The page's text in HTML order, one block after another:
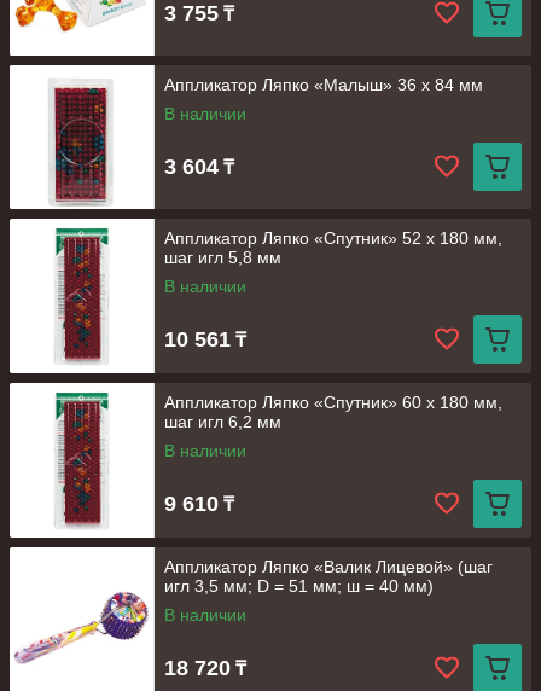
3 755 ₸
Аппликатор Ляпко «Малыш» 36 х 84 мм
В наличии
3 604 ₸
Аппликатор Ляпко «Спутник» 52 х 180 мм,
шаг игл 5,8 мм
В наличии
10 561 ₸
Аппликатор Ляпко «Спутник» 60 х 180 мм,
шаг игл 6,2 мм
В наличии
9 610 ₸
Аппликатор Ляпко «Валик Лицевой» (шаг
игл 3,5 мм; D = 51 мм; ш = 40 мм)
В наличии
18 720 ₸